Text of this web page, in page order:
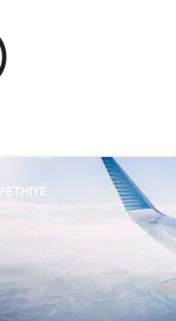
FETHIYE